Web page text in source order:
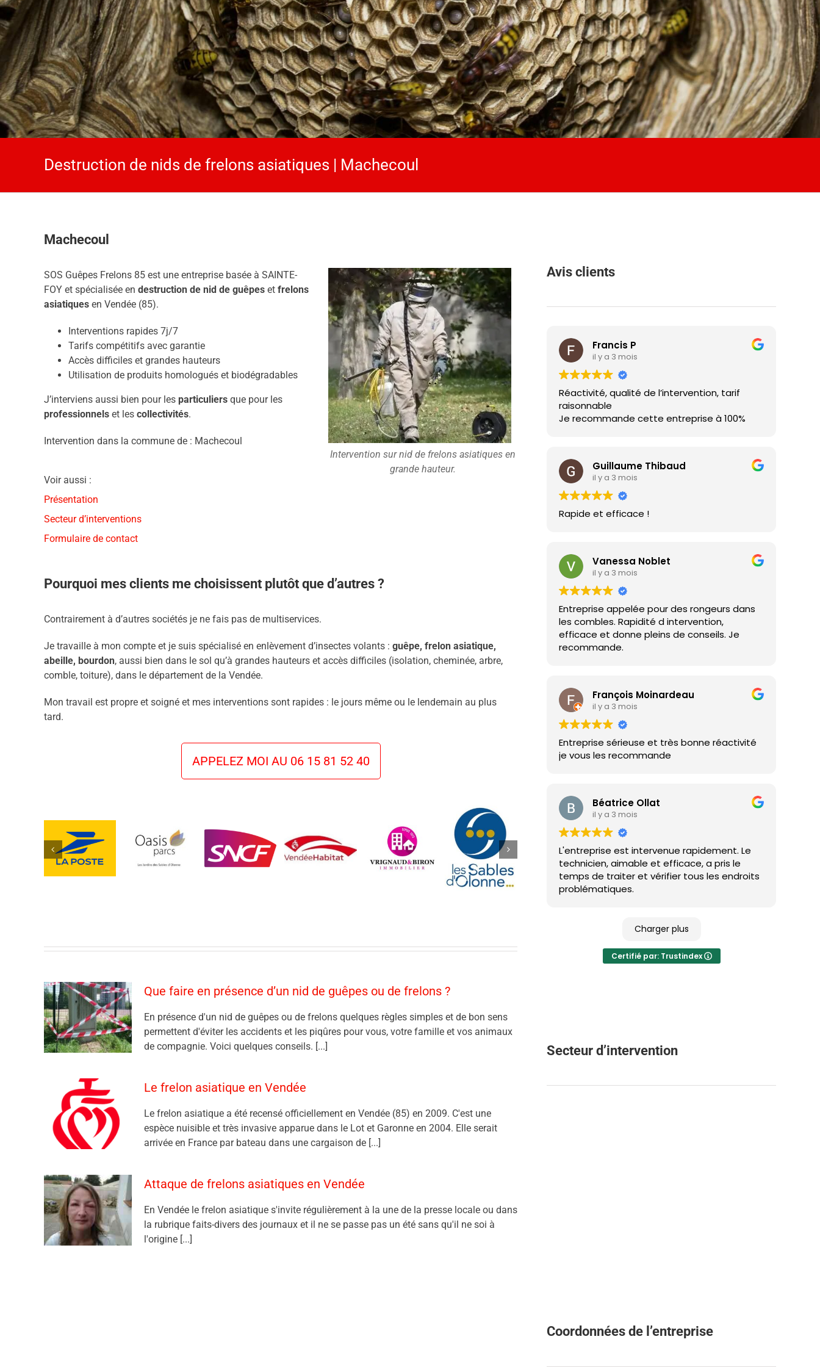
Destruction de nids de frelons asiatiques | Machecoul
Machecoul
Intervention sur nid de frelons asiatiques en
grande hauteur.
SOS Guêpes Frelons 85 est une entreprise basée à SAINTE-
FOY et spécialisée en destruction de nid de guêpeset frelons
asiatiquesen Vendée (85).
Interventions rapides 7j/7
Tarifs compétitifs avec garantie
Accès difficiles et grandes hauteurs
Utilisation de produits homologués et biodégradables
J’interviens aussi bien pour les particuliersque pour les
professionnelset les collectivités.
Intervention dans la commune de : Machecoul
Voir aussi :
Présentation
Secteur d’interventions
Formulaire de contact
Pourquoi mes clients me choisissent plutôt que d’autres ?
Contrairement à d’autres sociétés je ne fais pas de multiservices.
Je travaille à mon compte et je suis spécialisé en enlèvement d’insectes volants : guêpe, frelon asiatique,
abeille, bourdon, aussi bien dans le sol qu’à grandes hauteurs et accès difficiles (isolation, cheminée, arbre,
comble, toiture), dans le département de la Vendée.
Mon travail est propre et soigné et mes interventions sont rapides : le jours même ou le lendemain au plus
tard.
APPELEZ MOI AU 06 15 81 52 40
Que faire en présence d’un nid de guêpes ou de frelons ?
En présence d'un nid de guêpes ou de frelons quelques règles simples et de bon sens
permettent d'éviter les accidents et les piqûres pour vous, votre famille et vos animaux
de compagnie. Voici quelques conseils. [...]
Le frelon asiatique en Vendée
Le frelon asiatique a été recensé officiellement en Vendée (85) en 2009. C'est une
espèce nuisible et très invasive apparue dans le Lot et Garonne en 2004. Elle serait
arrivée en France par bateau dans une cargaison de [...]
Attaque de frelons asiatiques en Vendée
En Vendée le frelon asiatique s'invite régulièrement à la une de la presse locale ou dans
la rubrique faits-divers des journaux et il ne se passe pas un été sans qu'il ne soi à
l'origine [...]
Avis clients
Francis P
il y a 3 mois
Réactivité, qualité de l’intervention, tarif
raisonnable
Je recommande cette entreprise à 100%
Guillaume Thibaud
il y a 3 mois
Rapide et efficace !
Vanessa Noblet
il y a 3 mois
Entreprise appelée pour des rongeurs dans
les combles. Rapidité d intervention,
efficace et donne pleins de conseils. Je
recommande.
François Moinardeau
il y a 3 mois
Entreprise sérieuse et très bonne réactivité
je vous les recommande
Béatrice Ollat
il y a 3 mois
L'entreprise est intervenue rapidement. Le
technicien, aimable et efficace, a pris le
temps de traiter et vérifier tous les endroits
problématiques.
Charger plus
Certifié par: Trustindex
Secteur d’intervention
Coordonnées de l’entreprise